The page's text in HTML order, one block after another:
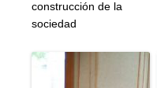
construcción de la
sociedad